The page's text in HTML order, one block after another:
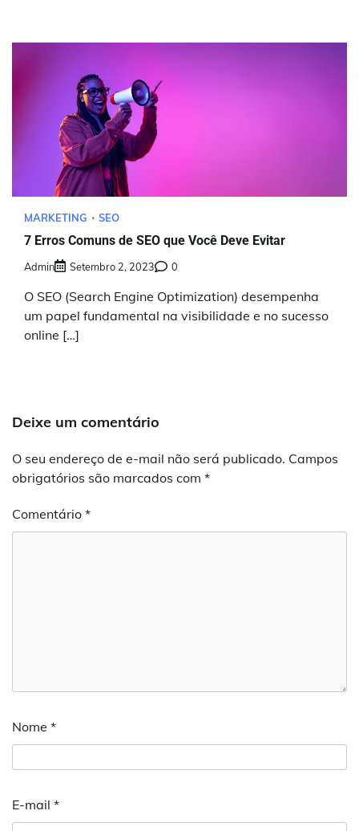
MARKETING SEO
7 Erros Comuns de SEO que Você Deve Evitar
Admin Setembro 2, 2023 0
O SEO (Search Engine Optimization) desempenha
um papel fundamental na visibilidade e no sucesso
online […]
Deixe um comentário
O seu endereço de e-mail não será publicado. Campos
obrigatórios são marcados com *
Comentário *
Nome *
E-mail *